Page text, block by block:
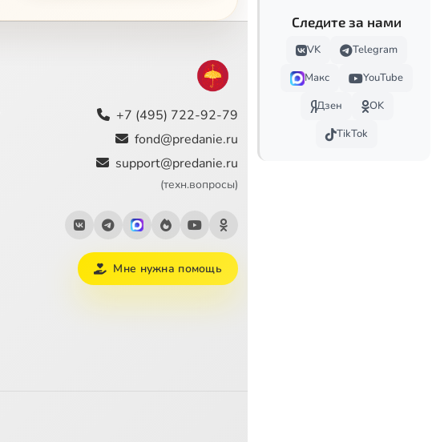
6:07
6:11
0:42
4:18
10:41
+7 (495) 722-92-79
fond@predanie.ru
support@predanie.ru
(техн.вопросы)
Мне нужна помощь
Следите за нами
VK
Telegram
Макс
YouTube
Дзен
OK
TikTok